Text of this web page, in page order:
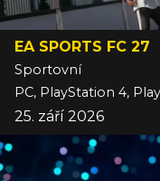
EA SPORTS FC 27
Sportovní
25. září 2026